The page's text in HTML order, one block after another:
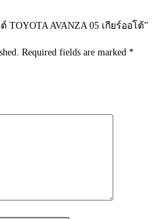
TOYOTA AVANZA 05 เกียร์ออโต้”
Required fields are marked *